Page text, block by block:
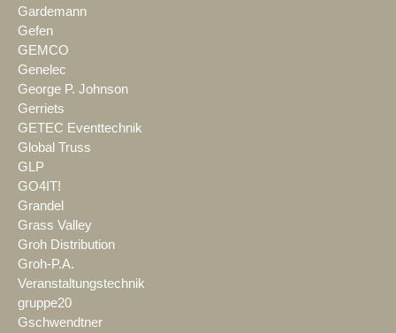
Gardemann
Gefen
GEMCO
Genelec
George P. Johnson
Gerriets
GETEC Eventtechnik
Global Truss
GLP
GO4IT!
Grandel
Grass Valley
Groh Distribution
Groh-P.A.
Veranstaltungstechnik
gruppe20
Gschwendtner